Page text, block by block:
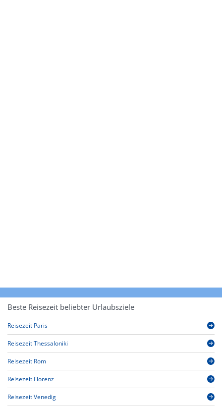
Beste Reisezeit beliebter Urlaubsziele
Reisezeit Paris
Reisezeit Thessaloniki
Reisezeit Rom
Reisezeit Florenz
Reisezeit Venedig